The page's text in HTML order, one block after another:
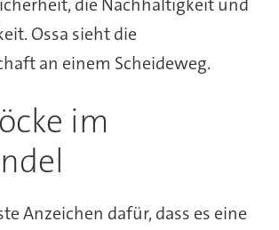
die Nachhaltigkeit und
Ossa sieht die
an einem Scheideweg.
im
Anzeichen dafür, dass es eine